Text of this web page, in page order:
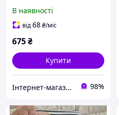
В наявності
від68₴/міс
675₴
Купити
Інтернет-магазин "Злий Стиліст" 98%